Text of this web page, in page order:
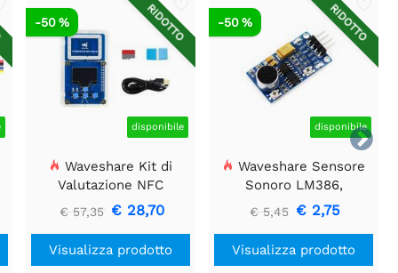

RIDOTTO
disponibile
-50 %
Waveshare Kit di
Valutazione NFC
ST25R3911B, Lettore
NFC + scheda TF + cavo
€ 57,35 € 28,70
Visualizza prodotto
RIDOTTO
disponibile
-50 %
Waveshare Sensore
Sonoro LM386,
Rilevatore di Suoni,
Compatibile con Arduino
€ 5,45 € 2,75
Visualizza prodotto